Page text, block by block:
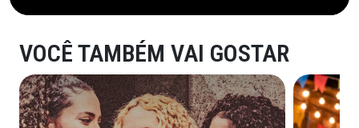
VOCÊ TAMBÉM VAI GOSTAR